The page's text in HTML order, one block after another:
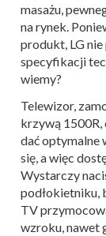
masażu,
na rynek.
produkt, LG
specyfikacji
wiemy?
Telewizor,
krzywą 1500R,
dać optymalne
się, a więc
Wystarczy
podłokietniku,
TV
wzroku, nawet